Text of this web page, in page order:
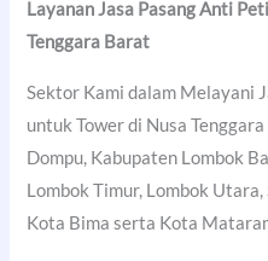
Layanan Jasa Pasang Anti
Tenggara Barat
Sektor Kami dalam Melayani
untuk Tower di Nusa
Dompu, Kabupaten Lombok
Lombok Timur, Lombok
Kota Bima serta Kota